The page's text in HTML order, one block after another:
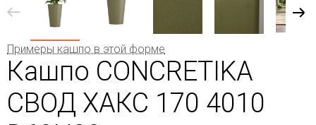
Примеры кашпо в этой форме
Кашпо CONCRETIKA
СВОД ХАКС 170 4010